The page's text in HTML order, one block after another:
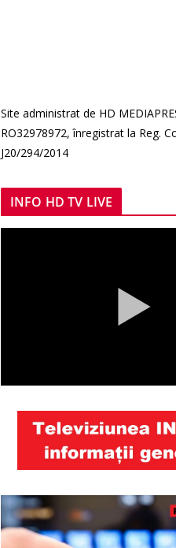
Site administrat de HD
RO32978972, înregistrat la Reg.
J20/294/2014
INFO HD TV LIVE